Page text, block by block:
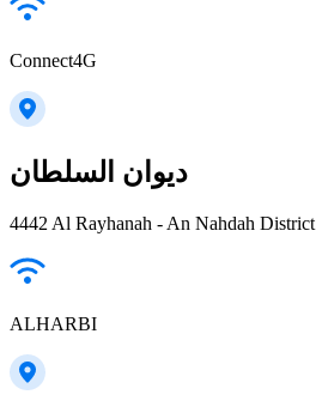
Connect4G
ديوان السلطان
4442 Al Rayhanah - An Nahdah District
ALHARBI